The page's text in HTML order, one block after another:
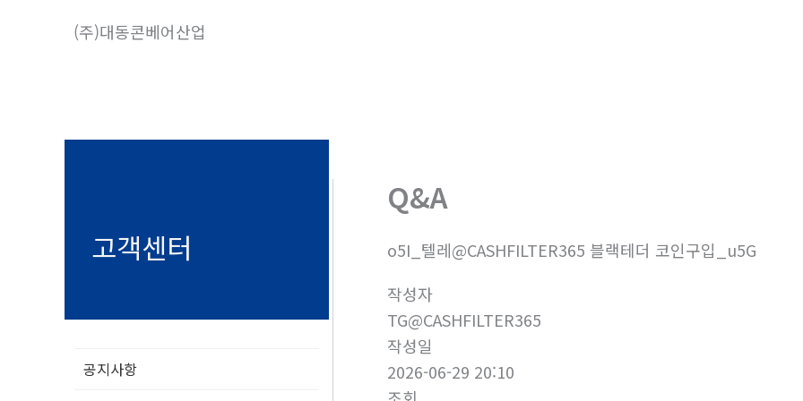
(주)대동콘베어산업
고객센터
공지사항
Q&A
o5I_텔레@CASHFILTER365 블랙테더 코인구입_u5G
작성자
TG@CASHFILTER365
작성일
2026-06-29 20:10